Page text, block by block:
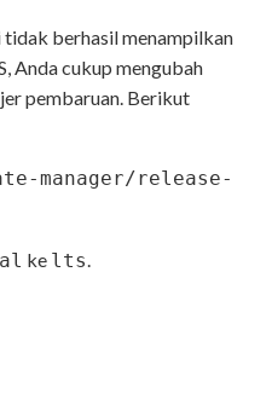
tidak berhasil menampilkan
Anda cukup mengubah
pembaruan. Berikut
manager/release-
ke lts.